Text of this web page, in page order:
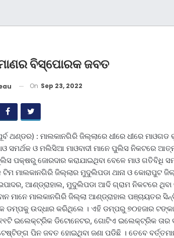
ବିସ୍ପୋରକ ଜବତ
On Sep 23, 2022
ଥଣ୍ଡର) : ମାଲକାନଗିରି ଜିଲ୍ଲାରେ ଧୀରେ ଧୀରେ
ସମର୍ଥକ ଓ ମଲିସିଆ ମାଓବାଦୀ ମାନେ ପୁଲିସ ନିକଟରେ
ପକ୍ଷରୁ ଜୋରଦାର କରାଯାଇଥିବା ବେଳେ ମାଓ ଗତିବିଧି
ମାଲକାନଗିରି ଜିଲ୍ଲାର ମୁଦୁଲିପଡା ଥାନା ଓ କୋରାପୁଟ
ଆଣ୍ଡ୍ରାହାଲ, ମୁଦୁଲିପଡା ଆଦି ଗ୍ରାମ ନିକଟରେ
ମାନେ ମାଲକାନଗିରି ଜିଲ୍ଲା ଆଣ୍ଡ୍ରାହାଲ ପଞ୍ଚାୟତର
ଡମ୍ପକୁ ଉଦ୍ଧାର କରିଥିଲେ । ଏହି ଡମ୍ପରୁ ୭୦ହଜାର
ଇଲେକ୍ଟ୍ରିକ ଡିଟୋନେଟର, ଗୋଟିଏ ଇଲେକ୍ଟ୍ରିକ
ପିନ ଜବତ ହୋଇଥିବା ଜଣା ପଡିଛି । ତେବେ